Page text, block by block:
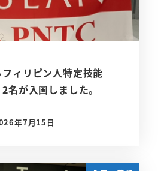
ィリピン人特定技能
名が入国しました。
日
年7月15日